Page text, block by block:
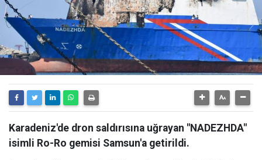
Karadeniz'de dron saldırısına uğrayan "NADEZHDA"
isimli Ro-Ro gemisi Samsun'a getirildi.